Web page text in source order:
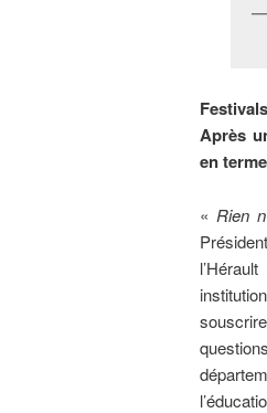
Festivals
Après
en
« Rien